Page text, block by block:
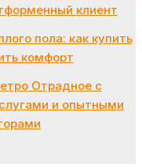
клиент
пола: как купить
комфорт
Отрадное с
и опытными